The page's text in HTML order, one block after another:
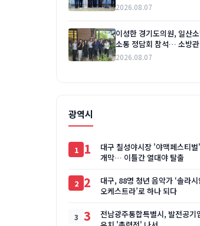
2026.08.07
이성한 경기도의원, 일산
소통 정담회 참석… 소방관
애로사항 청취
2026.08.07
광역시
1
대구 칠성야시장 '야맥페스티
개막… 이틀간 열대야 탈출
2
대구, 88명 청년 음악가 ‘솔라
오케스트라’로 하나 되다
3
전남광주통합특별시, 발전공기